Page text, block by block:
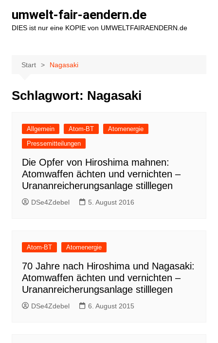
Inhalt
springen
umwelt-fair-aendern.de
DIES ist nur eine KOPIE von UMWELTFAIRAENDERN.de
Start Nagasaki
Schlagwort: Nagasaki
Allgemein Atom-BT
Atomenergie
Pressemitteilungen
Die Opfer von Hiroshima mahnen:
Atomwaffen ächten und vernichten –
Urananreicherungsanlage stilllegen
DSe4Zdebel 5. August 2016
Atom-BT Atomenergie
70 Jahre nach Hiroshima und Nagasaki:
Atomwaffen ächten und vernichten –
Urananreicherungsanlage stilllegen
DSe4Zdebel 6. August 2015